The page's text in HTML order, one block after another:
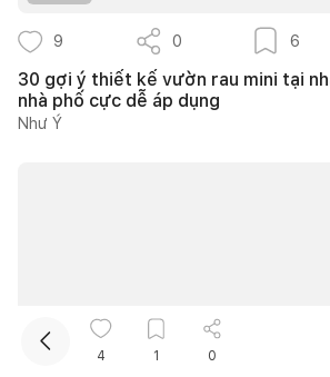
9 0 6
30 gợi ý thiết kế vườn rau mini tại
nhà phố cực dễ áp dụng
Như Ý
4 1 0